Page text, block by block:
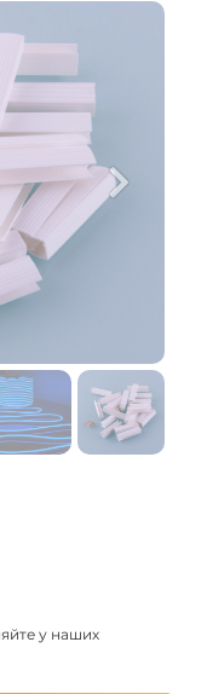
у наших